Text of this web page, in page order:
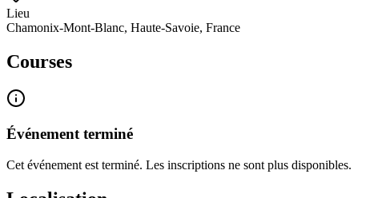
Lieu
Chamonix-Mont-Blanc, Haute-Savoie, France
Courses
Événement terminé
Cet événement est terminé. Les inscriptions ne sont plus disponibles.